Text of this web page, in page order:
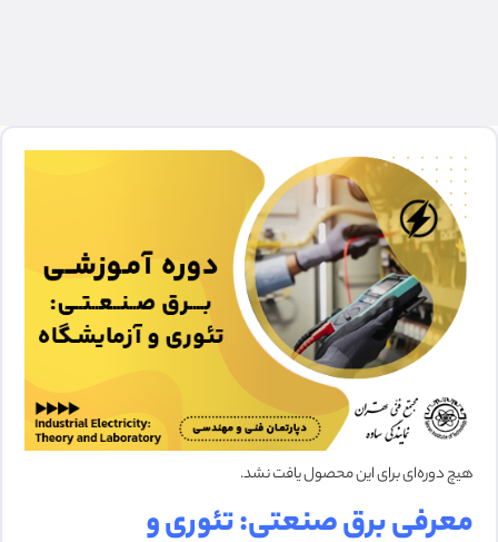
هیچ دوره‌ای برای این محصول یافت نشد.
معرفی برق صنعتی: تئوری و